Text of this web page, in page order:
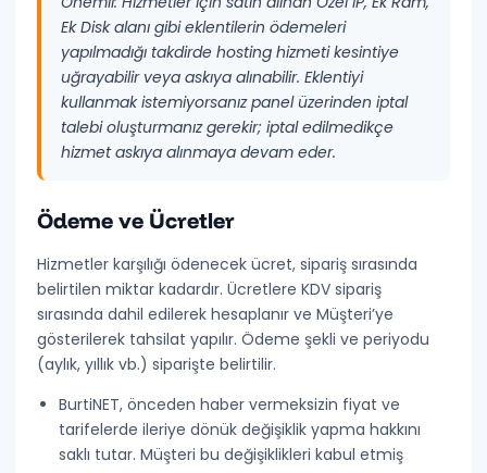
Ek Disk alanı gibi eklentilerin ödemeleri
yapılmadığı takdirde hosting hizmeti kesintiye
uğrayabilir veya askıya alınabilir. Eklentiyi
kullanmak istemiyorsanız panel üzerinden iptal
talebi oluşturmanız gerekir; iptal edilmedikçe
hizmet askıya alınmaya devam eder.
Ödeme ve Ücretler
Hizmetler karşılığı ödenecek ücret, sipariş sırasında
belirtilen miktar kadardır. ÜcretlereKDV sipariş
sırasında dahil edilerek hesaplanır ve Müşteri’ye
gösterilerek tahsilat yapılır. Ödeme şekli ve periyodu
(aylık, yıllık vb.) siparişte belirtilir.
BurtiNET, önceden haber vermeksizin fiyat ve
tarifelerde ileriye dönük değişiklik yapma hakkını
saklı tutar. Müşteri bu değişiklikleri kabul etmiş